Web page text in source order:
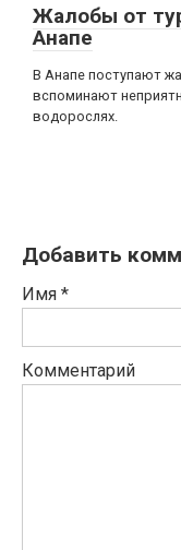
Жалобы от
Анапе
В Анапе поступают
вспоминают
водорослях.
Добавить
Имя *
Комментарий